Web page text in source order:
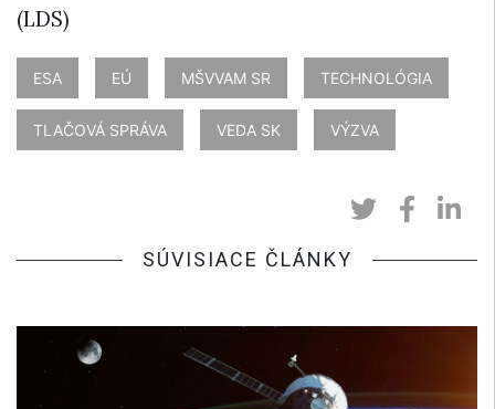
(LDS)
ESA EÚ MŠVVAM SR TECHNOLÓGIA
TLAČOVÁ SPRÁVA VEDA SK VÝZVA
SÚVISIACE ČLÁNKY